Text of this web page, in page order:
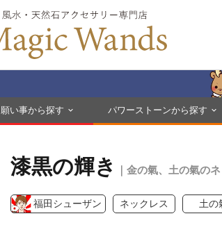
願い事から探す パワーストーンから探す
漆黒の輝き ｜金の氣、土の氣の
福田シューザン ネックレス 土の